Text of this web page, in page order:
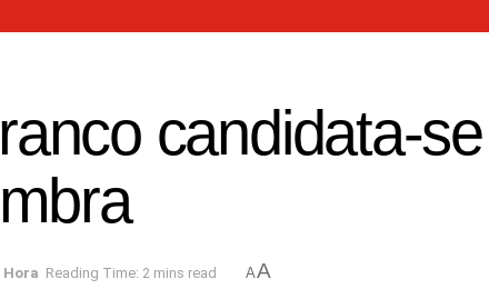
candidata-
Hora Reading Time: 2 mins read AA